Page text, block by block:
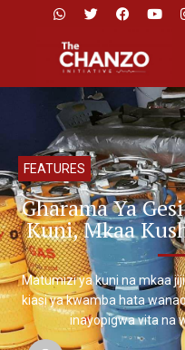
FEATURES
Gharama Ya
Kuni, Mkaa
Matumizi ya kuni na mkaa
kiasi ya kwamba hata
inayopigwa vita na